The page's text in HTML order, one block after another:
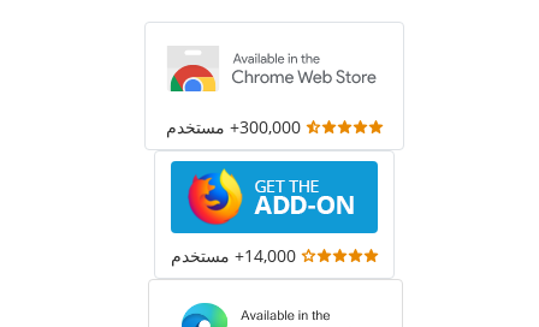
300,000+ مستخدم
14,000+ مستخدم